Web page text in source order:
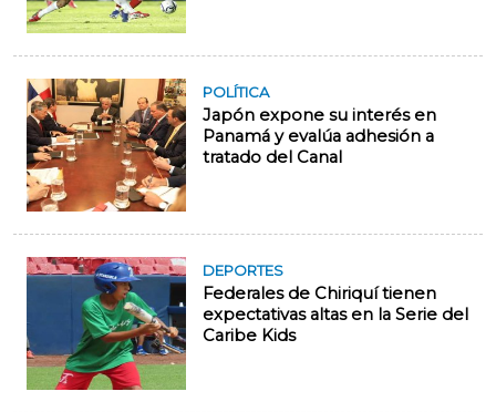
POLÍTICA
Japón expone su interés en
Panamá y evalúa adhesión a
tratado del Canal
DEPORTES
Federales de Chiriquí tienen
expectativas altas en la Serie del
Caribe Kids